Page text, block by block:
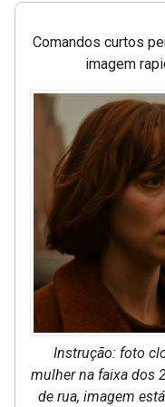
Comandos curtos
imagem
Instrução: foto
mulher na faixa dos
de rua, imagem